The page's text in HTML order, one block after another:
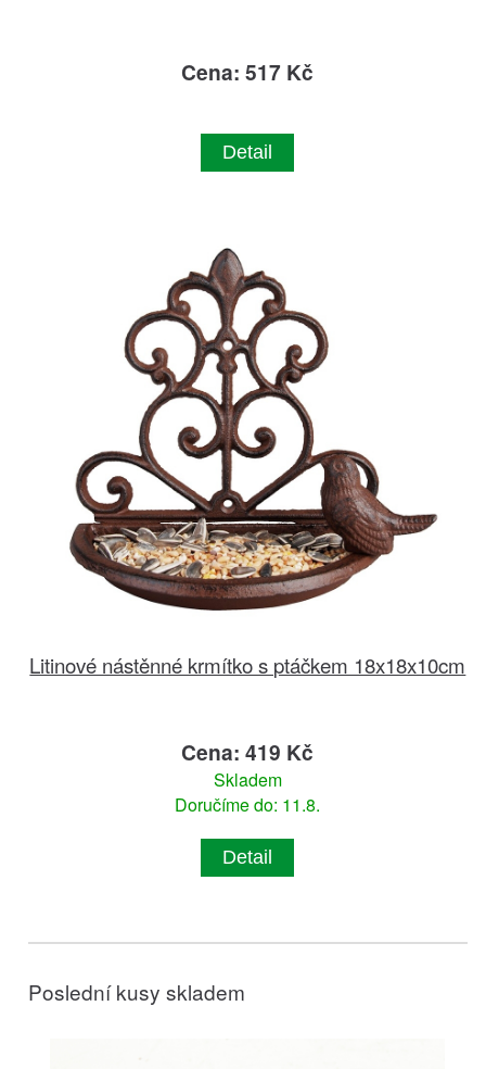
Cena: 517 Kč
Detail
Litinové nástěnné krmítko s ptáčkem 18x18x10cm
Cena: 419 Kč
Skladem
Doručíme do: 11.8.
Detail
Poslední kusy skladem